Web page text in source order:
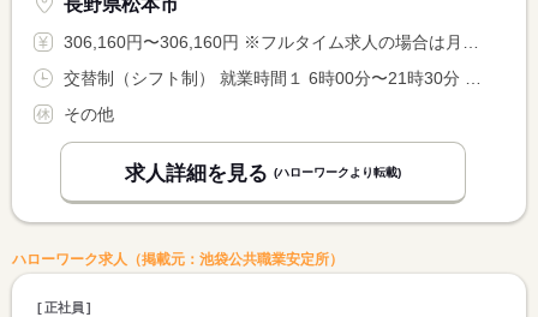
長野県松本市
306,160円〜306,160円 ※フルタイム求人の場合は月額（換算額）、パート求人の場合は時間額を表示しています。
その他
求人詳細を見る (ハローワークより転載)
ハローワーク求人（掲載元：池袋公共職業安定所）
正社員